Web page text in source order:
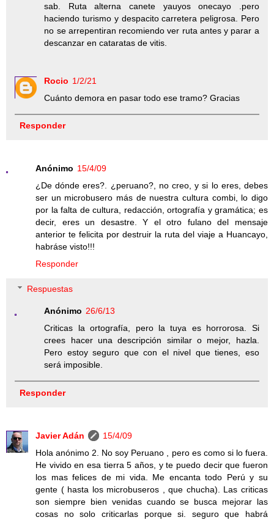
sab. Ruta alterna canete yauyos onecayo .pero
haciendo turismo y despacito carretera peligrosa. Pero
no se arrepentiran recomiendo ver ruta antes y parar a
descanzar en cataratas de vitis.
Rocio 1/2/21
Cuánto demora en pasar todo ese tramo? Gracias
Responder
Anónimo 15/4/09
¿De dónde eres?. ¿peruano?, no creo, y si lo eres, debes
ser un microbusero más de nuestra cultura combi, lo digo
por la falta de cultura, redacción, ortografía y gramática; es
decir, eres un desastre. Y el otro fulano del mensaje
anterior te felicita por destruir la ruta del viaje a Huancayo,
habráse visto!!!
Responder
Respuestas
Anónimo 26/6/13
Criticas la ortografía, pero la tuya es horrorosa. Si
crees hacer una descripción similar o mejor, hazla.
Pero estoy seguro que con el nivel que tienes, eso
será imposible.
Responder
Javier Adán
15/4/09
Hola anónimo 2. No soy Peruano , pero es como si lo fuera.
He vivido en esa tierra 5 años, y te puedo decir que fueron
los mas felices de mi vida. Me encanta todo Perú y su
gente ( hasta los microbuseros , que chucha). Las criticas
son siempre bien venidas cuando se busca mejorar las
cosas no solo criticarlas porque si. seguro que habrá